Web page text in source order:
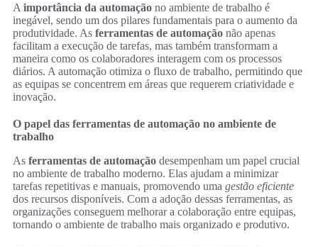
A importância da automação no ambiente de trabalho é
inegável, sendo um dos pilares fundamentais para o aumento da
produtividade. As ferramentas de automação não apenas
facilitam a execução de tarefas, mas também transformam a
maneira como os colaboradores interagem com os processos
diários. A automação otimiza o fluxo de trabalho, permitindo que
as equipas se concentrem em áreas que requerem criatividade e
inovação.
O papel das ferramentas de automação no ambiente de
trabalho
As ferramentas de automação desempenham um papel crucial
no ambiente de trabalho moderno. Elas ajudam a minimizar
tarefas repetitivas e manuais, promovendo uma gestão eficiente
dos recursos disponíveis. Com a adoção dessas ferramentas, as
organizações conseguem melhorar a colaboração entre equipas,
tornando o ambiente de trabalho mais organizado e produtivo.